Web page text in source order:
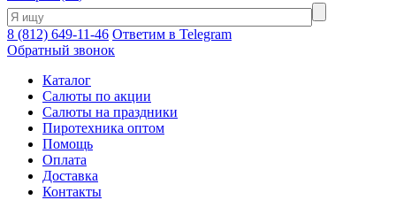
8 (812) 649-11-46 Ответим в Telegram
Обратный звонок
Каталог
Салюты по акции
Салюты на праздники
Пиротехника оптом
Помощь
Оплата
Доставка
Контакты